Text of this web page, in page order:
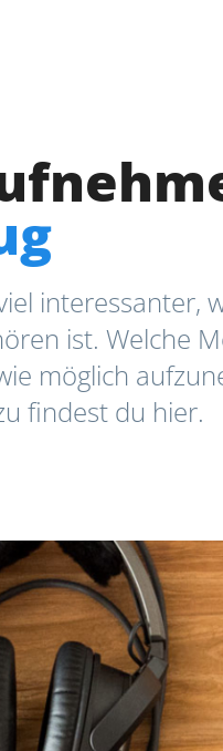
interessanter,
ist. Welche
möglich
findest du hier.